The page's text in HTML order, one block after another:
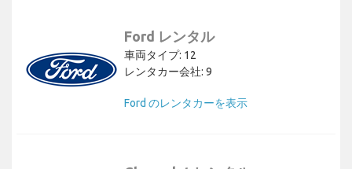
Ford レンタル
車両タイプ: 12
レンタカー会社: 9
Ford のレンタカーを表示